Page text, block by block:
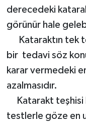
derecedeki
görünür hale
Kataraktın tek
bir tedavi söz
karar vermedeki
azalmasıdır.
Katarakt teşhisi
testlerle göze en